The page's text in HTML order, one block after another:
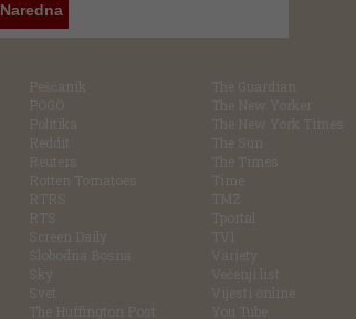
Naredna
Pešćanik
POGO
Politika
Reddit
Reuters
Rotten Tomatoes
RTRS
RTS
Screen Daily
Slobodna Bosna
Sky
Svet
The Huffington Post
The Guardian
The New Yorker
The New York Times
The Sun
The Times
Time
TMZ
Tportal
TV1
Variety
Večenji list
Vijesti online
You Tube